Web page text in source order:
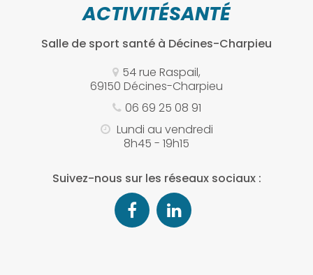
ACTIVITÉSANTÉ
Salle de sport santé à Décines-Charpieu
54 rue Raspail,
69150 Décines-Charpieu
06 69 25 08 91
Lundi au vendredi
8h45 - 19h15
Suivez-nous sur les réseaux sociaux :